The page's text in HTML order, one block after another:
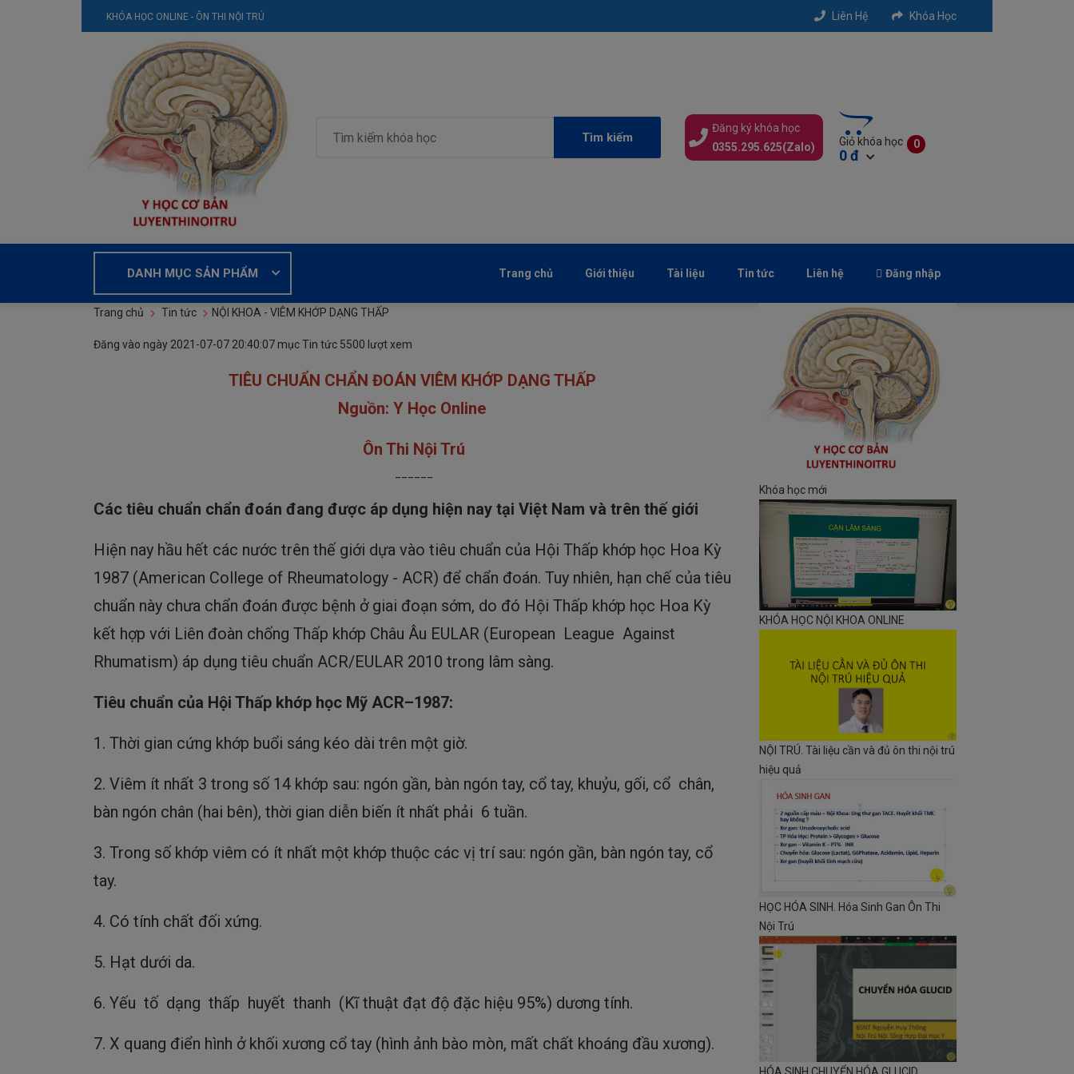
KHÓA HỌC ONLINE - ÔN THI NỘI TRÚ Liên Hệ Khóa Học
Tìm kiếm
Đăng ký khóa học
0355.295.625(Zalo)
0
Giỏ khóa học
0 đ
DANH MỤC SẢN PHẨM Trang chủ Giới thiệu Tài liệu Tin tức Liên hệ Đăng nhập
Trang chủ Tin tức NỘI KHOA - VIÊM KHỚP DẠNG THẤP
Đăng vào ngày 2021-07-07 20:40:07 mụcTin tức 5500 lượt xem
TIÊU CHUẨN CHẨN ĐOÁN VIÊM KHỚP DẠNG THẤP
Nguồn: Y Học Online
Ôn Thi Nội Trú
Các tiêu chuẩn chẩn đoán đang được áp dụng hiện nay tại Việt Nam và trên thế giới
Hiện nay hầu hết các nước trên thế giới dựa vào tiêu chuẩn của Hội Thấp khớp học Hoa Kỳ
1987 (American College of Rheumatology - ACR) để chẩn đoán. Tuy nhiên, hạn chế của tiêu
chuẩn này chưa chẩn đoán được bệnh ở giai đoạn sớm, do đó Hội Thấp khớp học Hoa Kỳ
kết hợp với Liên đoàn chống Thấp khớp Châu Âu EULAR (European League Against
Rhumatism) áp dụng tiêu chuẩn ACR/EULAR 2010 trong lâm sàng.
Tiêu chuẩn của Hội Thấp khớp học Mỹ ACR–1987:
1. Thời gian cứng khớp buổi sáng kéo dài trên một giờ.
2. Viêm ít nhất 3 trong số 14 khớp sau: ngón gần, bàn ngón tay, cổ tay, khuỷu, gối, cổ chân,
bàn ngón chân (hai bên), thời gian diễn biến ít nhất phải 6 tuần.
3. Trong số khớp viêm có ít nhất một khớp thuộc các vị trí sau: ngón gần, bàn ngón tay, cổ
tay.
4. Có tính chất đối xứng.
5. Hạt dưới da.
6. Yếu tố dạng thấp huyết thanh (Kĩ thuật đạt độ đặc hiệu 95%) dương tính.
7. X quang điển hình ở khối xương cổ tay (hình ảnh bào mòn, mất chất khoáng đầu xương).
Khóa học mới
KHÓA HỌC NỘI KHOA ONLINE
NỘI TRÚ. Tài liệu cần và đủ ôn thi nội trú
hiệu quả
HỌC HÓA SINH. Hóa Sinh Gan Ôn Thi
Nội Trú